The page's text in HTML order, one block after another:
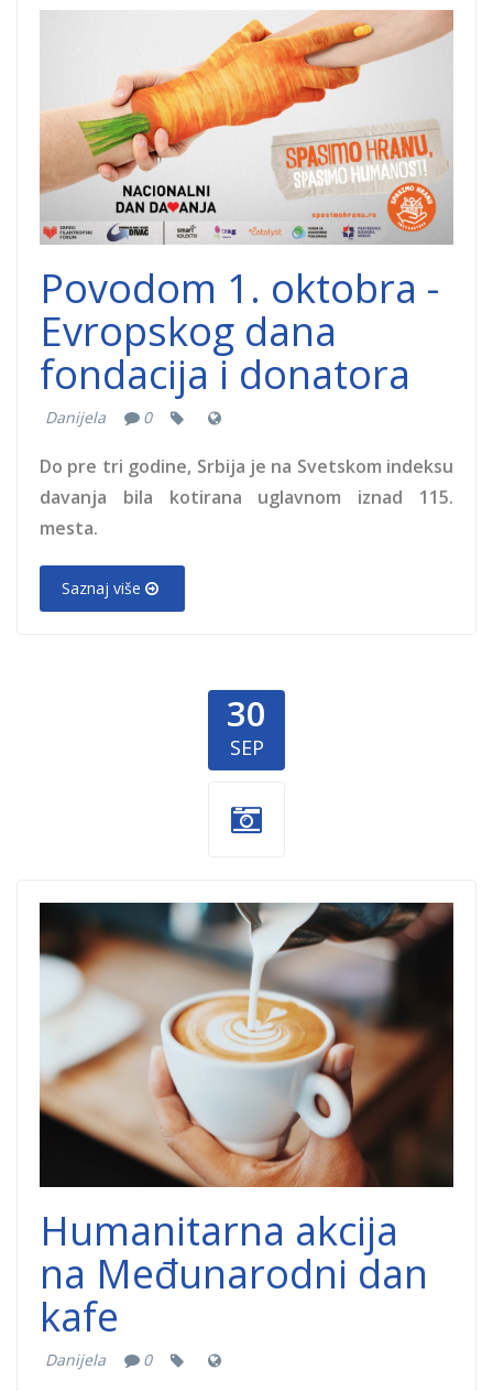
GB_Spasimo
hranu.png
Povodom 1. oktobra -
Evropskog dana
fondacija i donatora
Danijela 0
Do pre tri godine, Srbija je na Svetskom indeksu
davanja bila kotirana uglavnom iznad 115.
mesta.
Saznaj više
30
SEP
dan-kafe-
dobrocinitim.png
Humanitarna akcija
na Međunarodni dan
kafe
Danijela 0